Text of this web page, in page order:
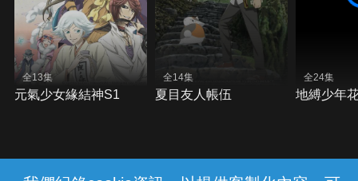
全13集
元氣少女緣結神S1
全14集
夏目友人帳伍
全24集
地縛少年